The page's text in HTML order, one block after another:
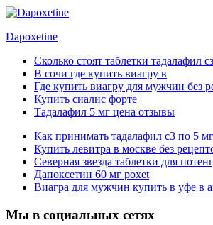
Dapoxetine
Сколько стоят таблетки тадалафил сз
В сочи где купить виагру в
Где купить виагру для мужчин без
Купить сиалис форте
Тадалафил 5 мг цена отзывы
Как принимать тадалафил с3 по 5 мг
Купить левитра в москве без
Северная звезда таблетки для
Дапоксетин 60 мг poxet
Виагра для мужчин купить в уфе в
Мы в социальных сетях